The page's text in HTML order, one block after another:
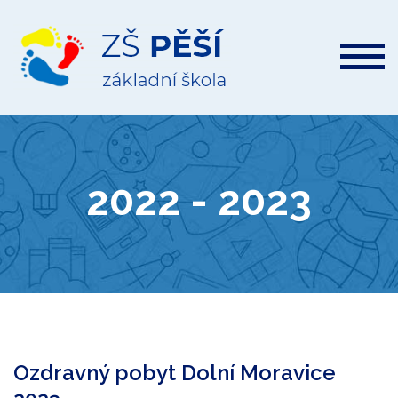
ZŠ
Pěší
2022 - 2023
Ozdravný pobyt Dolní Moravice